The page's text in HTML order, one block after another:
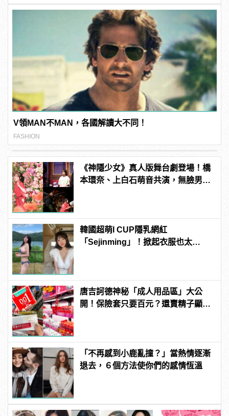
V領MAN不MAN，各國解讀大不同！
FASHION
《神隱少女》真人版舞台劇登場！橋
本環奈、上白石萌音共演，無臉男、
韓國超萌I CUP隱乳網紅
「Sejinming」！掀起衣服也太
唐吉訶德神秘「成人用品區」大公
開！保險套只要百元？還賣精子顯微
「不再感到小鹿亂撞？」當熱情逐漸
退去，６個方法使你們的感情恆溫